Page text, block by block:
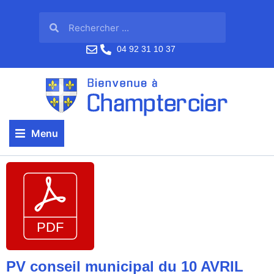
04 92 31 10 37
Menu
PV conseil municipal du 10 AVRIL